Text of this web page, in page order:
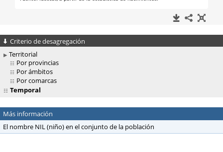
Criterio de desagregación
Territorial
Por provincias
Por ámbitos
Por comarcas
Temporal
Más información
El nombre NIL (niño) en el conjunto de la población